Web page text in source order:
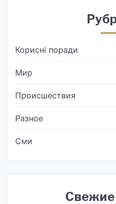
Корисні поради
Мир
Происшествия
Разное
Сми
Свежие